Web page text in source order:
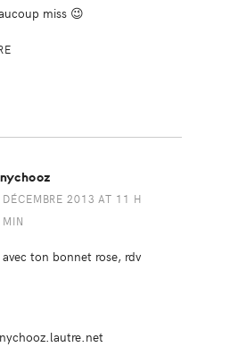
miss 😉
2013 AT 11 H
ton bonnet rose, rdv